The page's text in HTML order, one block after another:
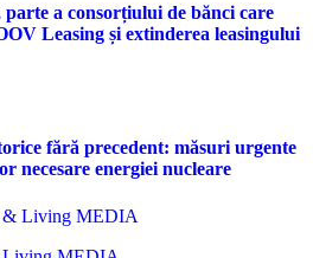
parte a consorțiului de bănci care
Leasing și extinderea leasingului
fără precedent: măsuri urgente
necesare energiei nucleare